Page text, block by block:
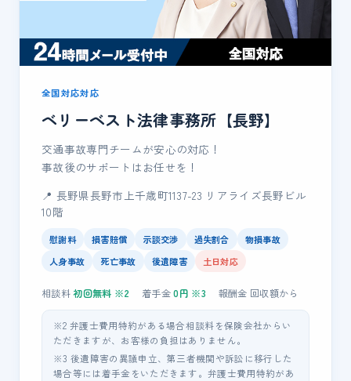
全国対応対応
ベリーベスト法律事務所【長野】
交通事故専門チームが安心の対応！
事故後のサポートはお任せを！
📍 長野県長野市上千歳町1137-23 リアライズ長野ビル
10階
慰謝料 損害賠償 示談交渉 過失割合
物損事故
人身事故
死亡事故 後遺障害 土日対応
相談料初回無料 ※2 着手金0円 ※3 報酬金 回収額から
※2 弁護士費用特約がある場合相談料を保険会社からい
ただきますが、お客様の負担はありません。
※3 後遺障害の異議申立、第三者機関や訴訟に移行した
場合等には着手金をいただきます。弁護士費用特約があ